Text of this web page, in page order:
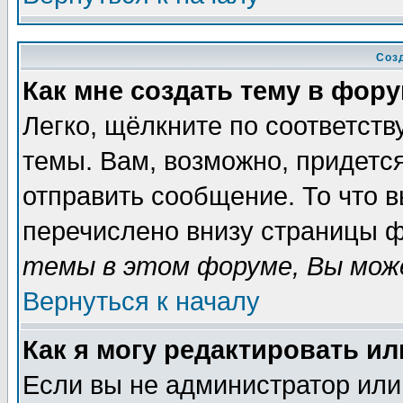
Как мне создать тему в
Легко, щёлкните по
темы. Вам, возможно,
отправить сообщение. То что
перечислено внизу страницы
темы в этом форуме, Вы
Вернуться к началу
Как я могу редактировать
Если вы не администратор